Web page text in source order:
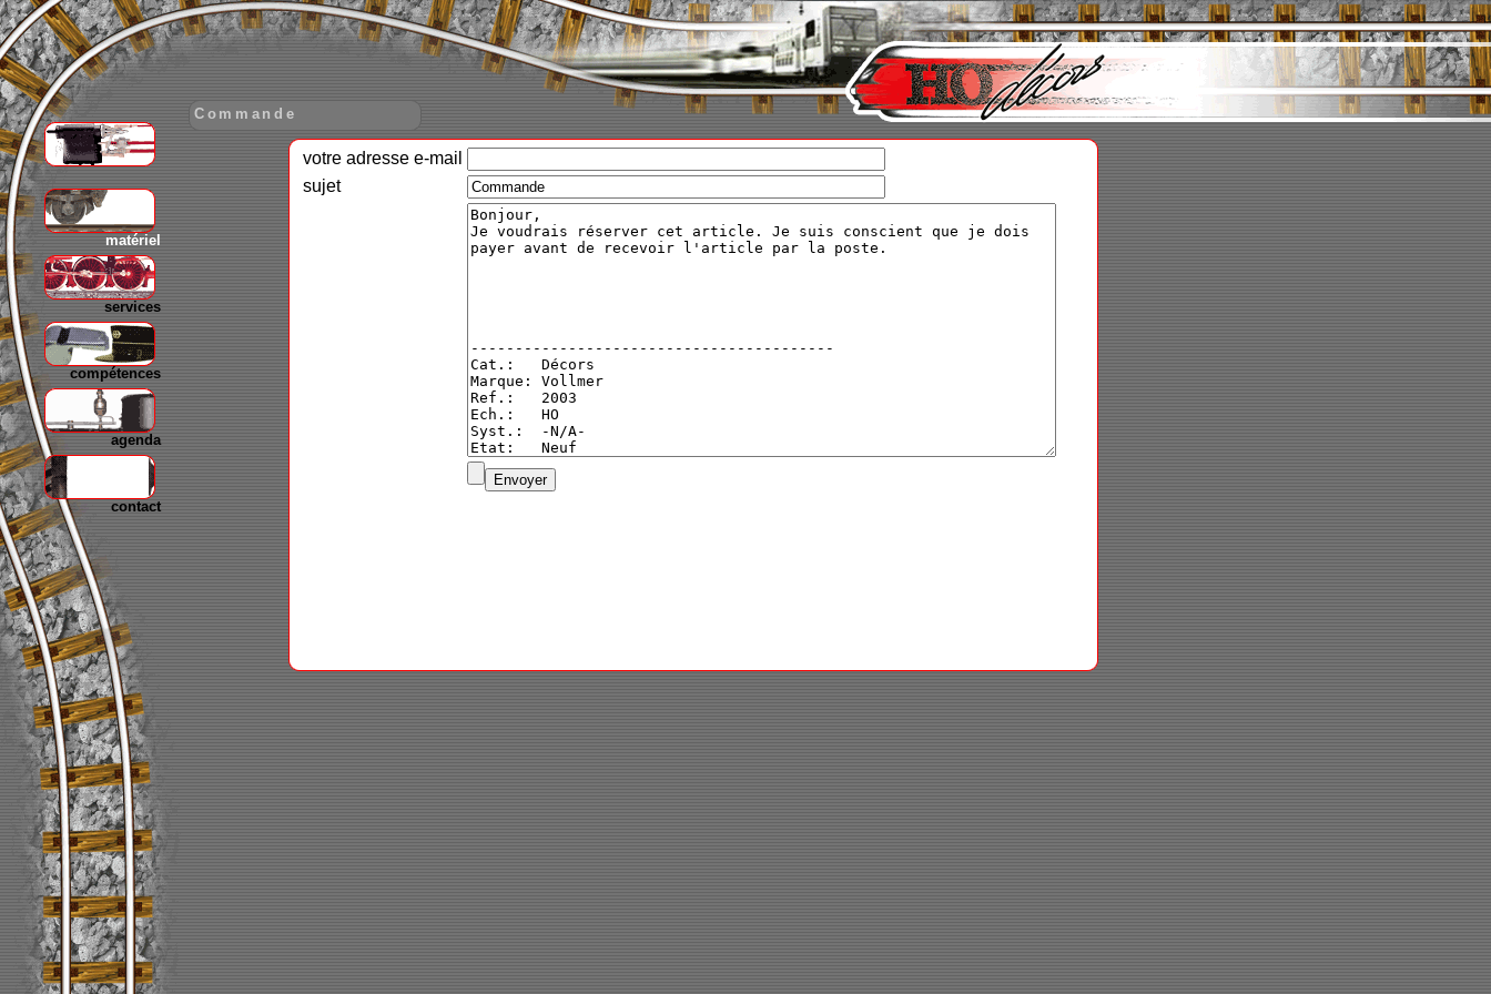
matériel
services
compétences
agenda
contact
Commande
votre adresse e-mail
sujet